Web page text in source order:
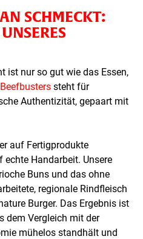
SCHMECKT:
ist nur so gut wie das Essen,
Beefbusters steht für
Authentizität, gepaart mit
auf Fertigprodukte
Handarbeit. Unsere
Buns und das ohne
regionale Rindfleisch
Burger. Das Ergebnis ist
dem Vergleich mit der
mühelos standhält und